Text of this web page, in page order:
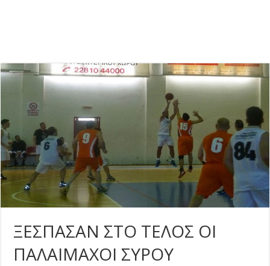
ΞΕΣΠΑΣΑΝ ΣΤΟ ΤΕΛΟΣ ΟΙ
ΠΑΛΑΙΜΑΧΟΙ ΣΥΡΟΥ